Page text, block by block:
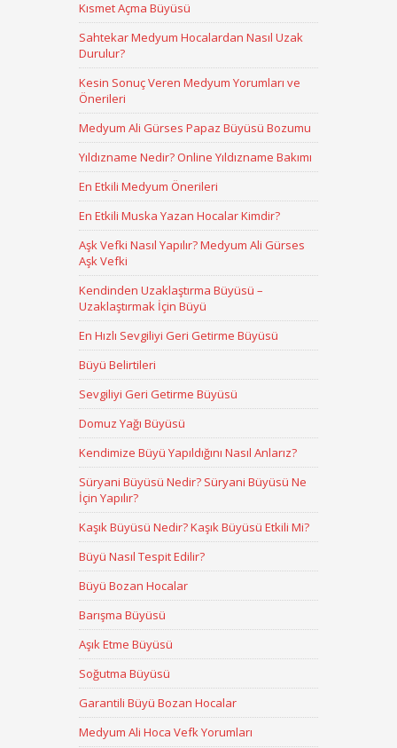
Kısmet Açma Büyüsü
Sahtekar Medyum Hocalardan Nasıl Uzak
Durulur?
Kesin Sonuç Veren Medyum Yorumları ve
Önerileri
Medyum Ali Gürses Papaz Büyüsü Bozumu
Yıldızname Nedir? Online Yıldızname Bakımı
En Etkili Medyum Önerileri
En Etkili Muska Yazan Hocalar Kimdir?
Aşk Vefki Nasıl Yapılır? Medyum Ali Gürses
Aşk Vefki
Kendinden Uzaklaştırma Büyüsü –
Uzaklaştırmak İçin Büyü
En Hızlı Sevgiliyi Geri Getirme Büyüsü
Büyü Belirtileri
Sevgiliyi Geri Getirme Büyüsü
Domuz Yağı Büyüsü
Kendimize Büyü Yapıldığını Nasıl Anlarız?
Süryani Büyüsü Nedir? Süryani Büyüsü Ne
İçin Yapılır?
Kaşık Büyüsü Nedir? Kaşık Büyüsü Etkili Mi?
Büyü Nasıl Tespit Edilir?
Büyü Bozan Hocalar
Barışma Büyüsü
Aşık Etme Büyüsü
Soğutma Büyüsü
Garantili Büyü Bozan Hocalar
Medyum Ali Hoca Vefk Yorumları